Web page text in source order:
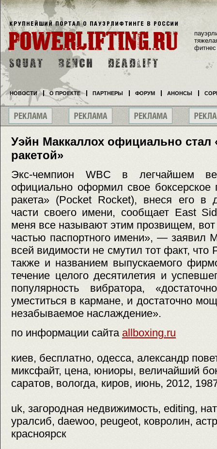
Уэйн Маккаллох официально стал
ракетой»
Экс-чемпион WBC в легчайшем
официально оформил свое боксерское
ракета» (Pocket Rocket), внеся его в
части своего имени, сообщает East
меня все называют этим прозвищем,
частью паспортного имени», — заявил
всей видимости не смутил тот факт, что
также и названием выпускаемого
течение целого десятилетия и
популярность вибратора,
уместиться в кармане, и достаточно
незабываемое наслаждение».
по информации сайта allboxing.ru
киев, бесплатно, одесса, александр
миксфайт, цена, юниоры, величайший
саратов, вологда, киров, июнь, 2012,
uk, загородная недвижимость, editing,
уралсиб, daewoo, peugeot, ковролин,
красноярск
фитнес
НОВОСТИ О ПРОЕКТЕ ПАРТНЕРЫ ФОРУМ АНОНСЫ